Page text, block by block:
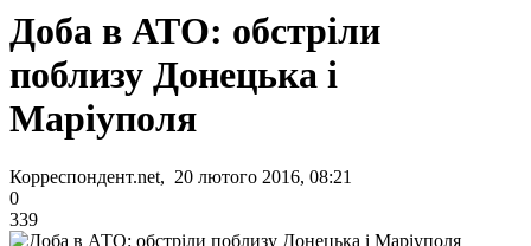
Доба в АТО: обстріли
поблизу Донецька і
Маріуполя
Корреспондент.net, 20 лютого 2016, 08:21
0
339